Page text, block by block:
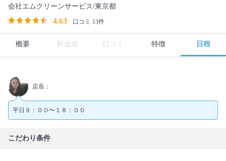
会社エムクリーンサービス/東京都
4.63 口コミ 13件
概要 料金表 口コミ 特徴 日程
店長：
平日９：００〜１８：００
こだわり条件